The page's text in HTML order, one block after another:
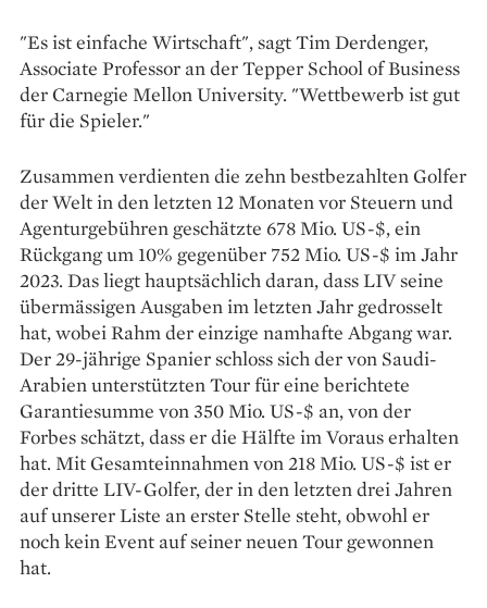
"Es ist einfache Wirtschaft", sagt Tim Derdenger,
Associate Professor an der Tepper School of Business
der Carnegie Mellon University. "Wettbewerb ist gut
für die Spieler."
Zusammen verdienten die zehn bestbezahlten Golfer
der Welt in den letzten 12 Monaten vor Steuern und
Agenturgebühren geschätzte 678 Mio. US-$, ein
Rückgang um 10% gegenüber 752 Mio. US-$ im Jahr
2023. Das liegt hauptsächlich daran, dass LIV seine
übermässigen Ausgaben im letzten Jahr gedrosselt
hat, wobei Rahm der einzige namhafte Abgang war.
Der 29-jährige Spanier schloss sich der von Saudi-
Arabien unterstützten Tour für eine berichtete
Garantiesumme von 350 Mio. US-$ an, von der
Forbes schätzt, dass er die Hälfte im Voraus erhalten
hat. Mit Gesamteinnahmen von 218 Mio. US-$ ist er
der dritte LIV-Golfer, der in den letzten drei Jahren
auf unserer Liste an erster Stelle steht, obwohl er
noch kein Event auf seiner neuen Tour gewonnen
hat.